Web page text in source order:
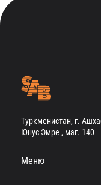
Туркменистан, г.
Юнус Эмре , маг. 140
Меню